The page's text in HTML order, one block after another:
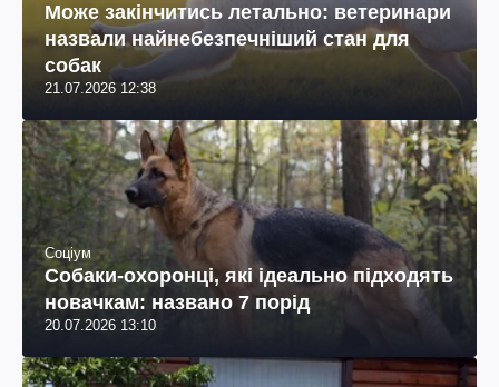
Може закінчитись летально: ветеринари
назвали найнебезпечніший стан для
собак
21.07.2026 12:38
Соціум
Собаки-охоронці, які ідеально підходять
новачкам: названо 7 порід
20.07.2026 13:10